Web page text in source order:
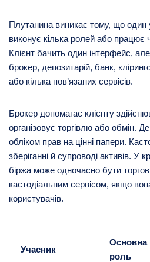
Плутанина виникає тому, що один
виконує кілька ролей або працює
Клієнт бачить один інтерфейс,
брокер, депозитарій, банк,
або кілька пов’язаних сервісів.
Брокер допомагає клієнту
організовує торгівлю або обмін.
обліком прав на цінні папери.
зберіганні й супроводі активів. У
біржа може одночасно бути
кастодіальним сервісом, якщо
користувачів.
Учасник
Основна
роль